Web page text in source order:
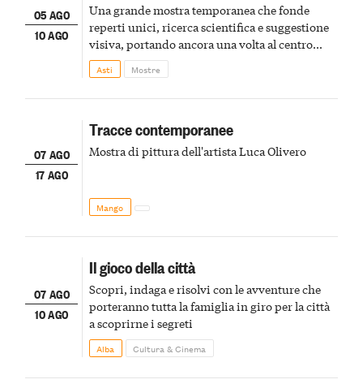
05 AGO
10 AGO
Una grande mostra temporanea che fonde
reperti unici, ricerca scientifica e suggestione
visiva, portando ancora una volta al centro
della scena le meraviglie del passato astigiano
Asti Mostre
07 AGO
17 AGO
Tracce contemporanee
Mostra di pittura dell'artista Luca Olivero
Mango
07 AGO
10 AGO
Il gioco della città
Scopri, indaga e risolvi con le avventure che
porteranno tutta la famiglia in giro per la città
a scoprirne i segreti
Alba Cultura & Cinema